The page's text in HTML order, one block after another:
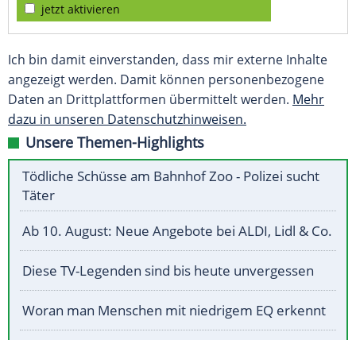
jetzt aktivieren
Ich bin damit einverstanden, dass mir externe Inhalte
angezeigt werden. Damit können personenbezogene
Daten an Drittplattformen übermittelt werden. Mehr
dazu in unseren Datenschutzhinweisen.
Unsere Themen-Highlights
Tödliche Schüsse am Bahnhof Zoo - Polizei sucht
Täter
Ab 10. August: Neue Angebote bei ALDI, Lidl & Co.
Diese TV-Legenden sind bis heute unvergessen
Woran man Menschen mit niedrigem EQ erkennt